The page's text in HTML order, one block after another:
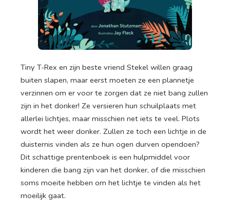
Tiny T-Rex en zijn beste vriend Stekel willen graag
buiten slapen, maar eerst moeten ze een plannetje
verzinnen om er voor te zorgen dat ze niet bang zullen
zijn in het donker! Ze versieren hun schuilplaats met
allerlei lichtjes, maar misschien net iets te veel. Plots
wordt het weer donker. Zullen ze toch een lichtje in de
duisternis vinden als ze hun ogen durven opendoen?
Dit schattige prentenboek is een hulpmiddel voor
kinderen die bang zijn van het donker, of die misschien
soms moeite hebben om het lichtje te vinden als het
moeilijk gaat.